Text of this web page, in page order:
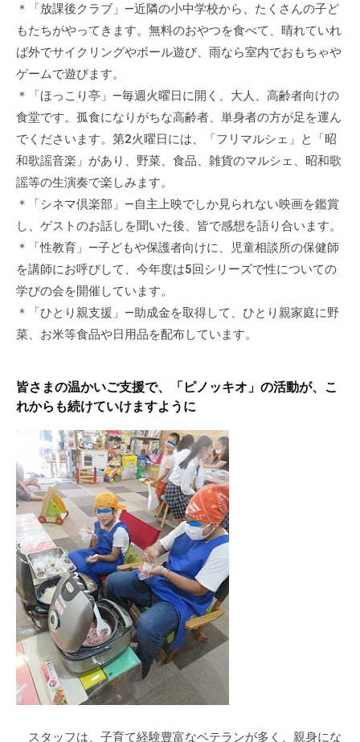
こ
な
っ
て
い
ま
す
。
北
ぴ
あ
1
1
す
。
＊「放課後クラブ」―近隣の小中学校から、たくさんの子ど
もたちがやってきます。無料のおやつを食べて、晴れていれ
ば外でサイクリングやボール遊び、雨なら室内でおもちゃや
ゲームで遊びます。
＊「ほっこり亭」―毎週火曜日に開く、大人、高齢者向けの
食堂です。孤食になりがちな高齢者、単身者の方が足を運ん
でくださいます。第2火曜日には、「フリマルシェ」と「昭
和歌謡音楽」があり、野菜、食品、雑貨のマルシェ、昭和歌
謡等の生演奏で楽しみます。
＊「シネマ倶楽部」―自主上映でしか見られない映画を鑑賞
し、ゲストのお話しを聞いた後、皆で感想を語り合います。
＊「性教育」―子どもや保護者向けに、児童相談所の保健師
を講師にお呼びして、今年度は5回シリーズで性についての
学びの会を開催しています。
＊「ひとり親支援」―助成金を取得して、ひとり親家庭に野
菜、お米等食品や日用品を配布しています。
皆さまの温かいご支援で、「ピノッキオ」の活動が、こ
れからも続けていけますように
スタッフは、子育て経験豊富なベテランが多く、親身にな